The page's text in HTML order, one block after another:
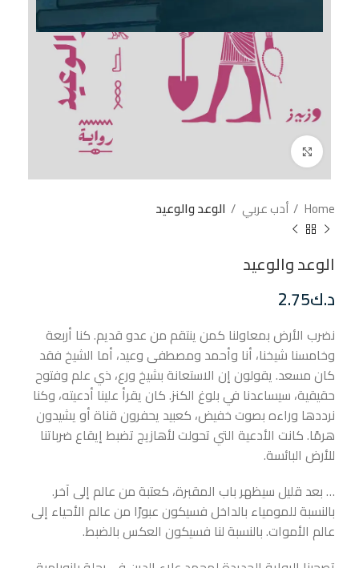
Home أدب عربي الوعد والوعيد
الوعد والوعيد
د.ك2.75
نضرب الأرض بمعاولنا كمن ينتقم من عدو قديم. كنا أربعة
وخامسنا شيخنا، أنا وأحمد ومصطفى وعيد، أما الشيخ فقد
كان مسعد. يقولون إن الاستعانة بشيخ ورع، ذي علم وفتوح
حقيقية، سيساعدنا في بلوغ الكنز. كان يقرأ علينا أدعيته، وكنا
نرددها وراءه بصوت خفيض، كعبيد يحفرون قناة أو يشيدون
هرمًا. كانت الأدعية التي تحولت لأهازيج تضبط إيقاع ضرباتنا
للأرض البائسة.
… بعد قليل سيظهر باب المقبرة، كعتبة من عالم إلى آخر.
بالنسبة للمومياء بالداخل فسيكون عبورًا من عالم الأحياء إلى
عالم الأموات. بالنسبة لنا فسيكون العكس بالضبط.